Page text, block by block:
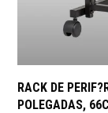
RACK DE
POLEGADAS,